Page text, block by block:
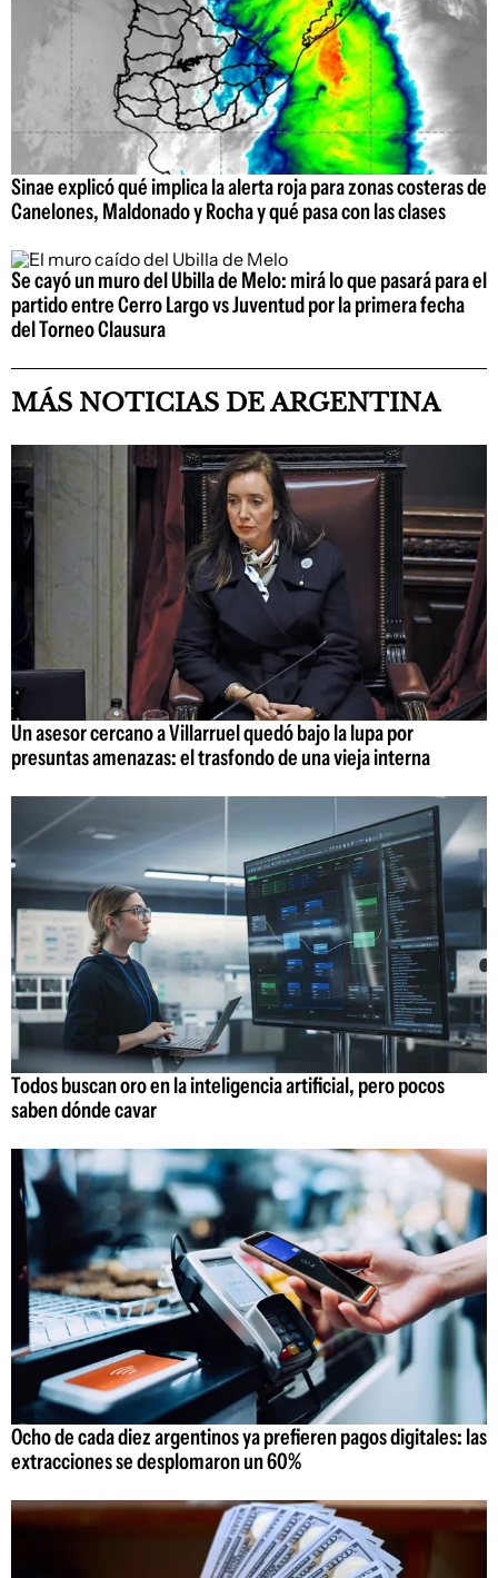
Sinae explicó qué implica la alerta roja para zonas costeras de
Canelones, Maldonado y Rocha y qué pasa con las clases
Se cayó un muro del Ubilla de Melo: mirá lo que pasará para el
partido entre Cerro Largo vs Juventud por la primera fecha
del Torneo Clausura
MÁS NOTICIAS DE ARGENTINA
Un asesor cercano a Villarruel quedó bajo la lupa por
presuntas amenazas: el trasfondo de una vieja interna
Todos buscan oro en la inteligencia artificial, pero pocos
saben dónde cavar
Ocho de cada diez argentinos ya prefieren pagos digitales: las
extracciones se desplomaron un 60%